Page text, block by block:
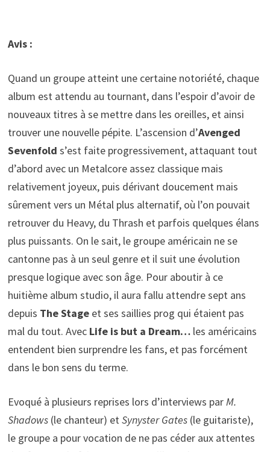
Avis :
Quand un groupe atteint une certaine notoriété, chaque
album est attendu au tournant, dans l’espoir d’avoir de
nouveaux titres à se mettre dans les oreilles, et ainsi
trouver une nouvelle pépite. L’ascension d’Avenged
Sevenfold s’est faite progressivement, attaquant tout
d’abord avec un Metalcore assez classique mais
relativement joyeux, puis dérivant doucement mais
sûrement vers un Métal plus alternatif, où l’on pouvait
retrouver du Heavy, du Thrash et parfois quelques élans
plus puissants. On le sait, le groupe américain ne se
cantonne pas à un seul genre et il suit une évolution
presque logique avec son âge. Pour aboutir à ce
huitième album studio, il aura fallu attendre sept ans
depuis The Stageet ses saillies prog qui étaient pas
mal du tout. Avec Life is but a Dream…les américains
entendent bien surprendre les fans, et pas forcément
dans le bon sens du terme.
Evoqué à plusieurs reprises lors d’interviews parM.
Shadows(le chanteur) etSynyster Gates(le guitariste),
le groupe a pour vocation de ne pas céder aux attentes